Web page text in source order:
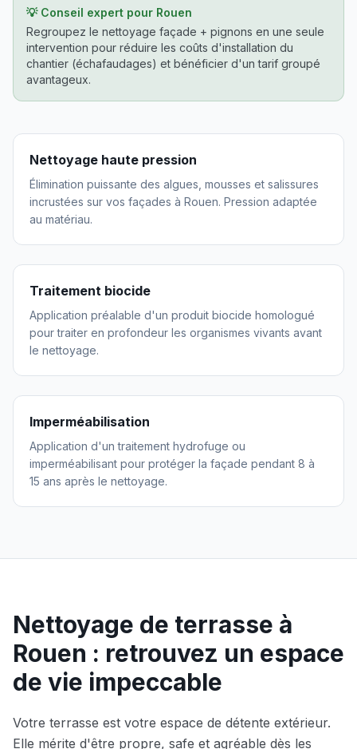
💡 Conseil expert pour Rouen
Regroupez le nettoyage façade + pignons en une seule
intervention pour réduire les coûts d'installation du
chantier (échafaudages) et bénéficier d'un tarif groupé
avantageux.
Nettoyage haute pression
Élimination puissante des algues, mousses et salissures
incrustées sur vos façades à Rouen. Pression adaptée
au matériau.
Traitement biocide
Application préalable d'un produit biocide homologué
pour traiter en profondeur les organismes vivants avant
le nettoyage.
Imperméabilisation
Application d'un traitement hydrofuge ou
imperméabilisant pour protéger la façade pendant 8 à
15 ans après le nettoyage.
Nettoyage de terrasse à
Rouen : retrouvez un espace
de vie impeccable
Votre terrasse est votre espace de détente extérieur.
Elle mérite d'être propre, safe et agréable dès les